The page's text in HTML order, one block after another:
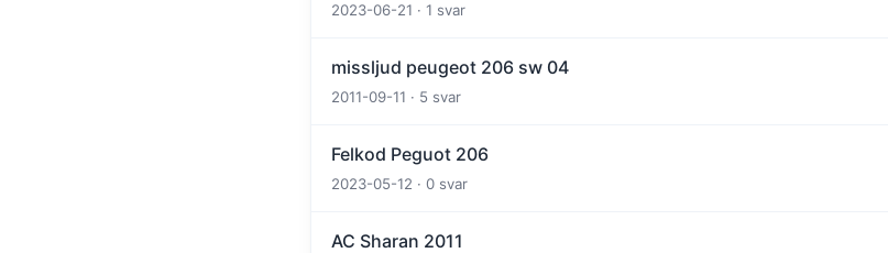
2023-06-21 · 1 svar
missljud peugeot 206 sw 04
2011-09-11 · 5 svar
Felkod Peguot 206
2023-05-12 · 0 svar
AC Sharan 2011